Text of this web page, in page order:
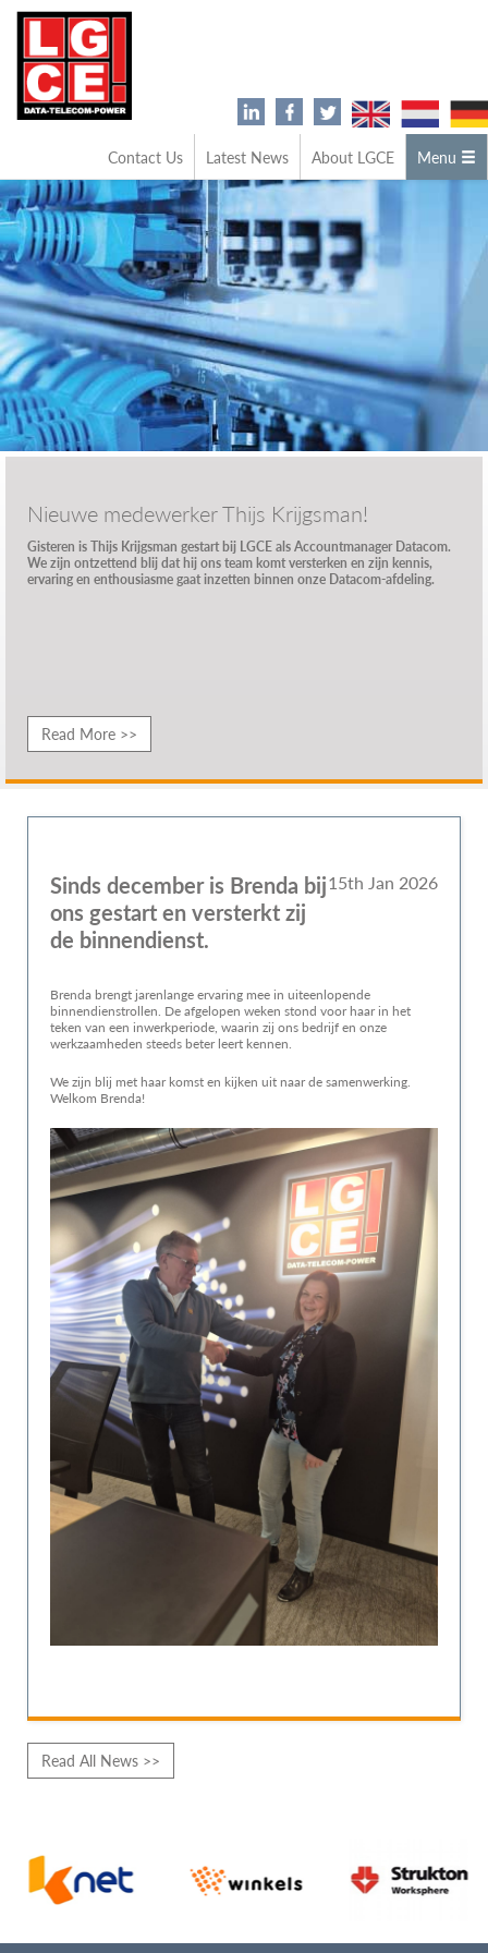
Contact Us Latest News About LGCE Menu
Nieuwe medewerker Thijs Krijgsman!
Gisteren is Thijs Krijgsman gestart bij LGCE als Accountmanager Datacom.
We zijn ontzettend blij dat hij ons team komt versterken en zijn kennis,
ervaring en enthousiasme gaat inzetten binnen onze Datacom-afdeling.
Read More >>
15th Jan 2026
Sinds december is Brenda bij
ons gestart en versterkt zij
de binnendienst.
Brenda brengt jarenlange ervaring mee in uiteenlopende
binnendienstrollen. De afgelopen weken stond voor haar in het
teken van een inwerkperiode, waarin zij ons bedrijf en onze
werkzaamheden steeds beter leert kennen.
We zijn blij met haar komst en kijken uit naar de samenwerking.
Welkom Brenda!
Read All News >>